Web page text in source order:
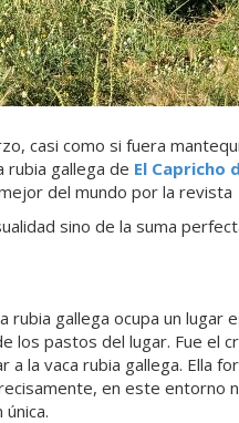
casi como si fuera
rubia gallega de El Capricho
del mundo por la revista
sino de la suma
gallega ocupa un lugar
los pastos del lugar. Fue el
la vaca rubia gallega. Ella
en este entorno